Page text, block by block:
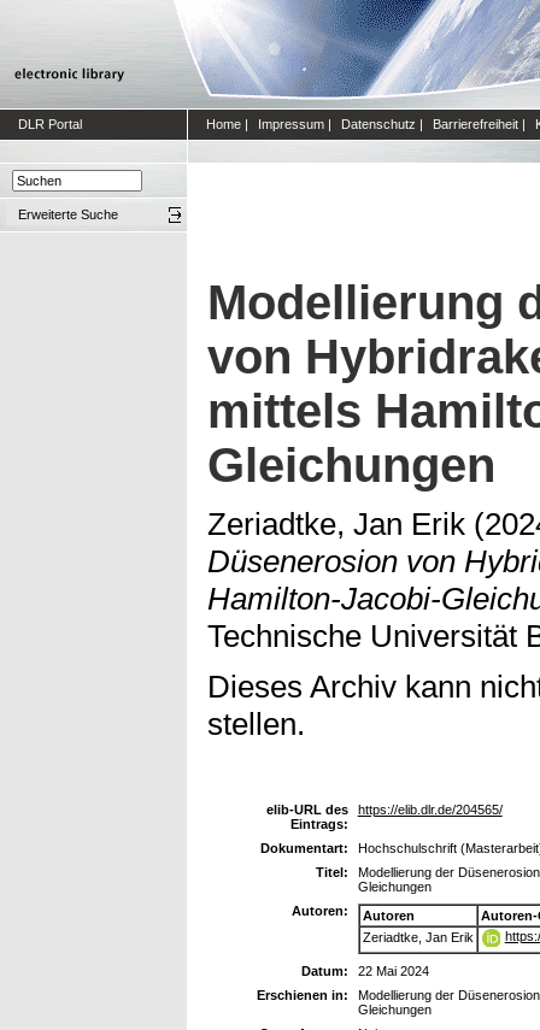
DLR Portal Home | Impressum | Datenschutz | Barrierefreiheit |
Erweiterte Suche
Modellierung
von
mittels
Gleichungen
Zeriadtke, Jan Erik
Düsenerosion von
Hamilton-Jacobi-
Technische Universität
Dieses Archiv kann
stellen.
elib-URL des
Eintrags:
https://elib.dlr.de/204565/
Dokumentart:
Hochschulschrift
Titel:
Modellierung der
Gleichungen
Autoren:
Autoren
Autoren-
Zeriadtke, Jan Erik
Datum:
22 Mai 2024
Erschienen in:
Modellierung der
Gleichungen